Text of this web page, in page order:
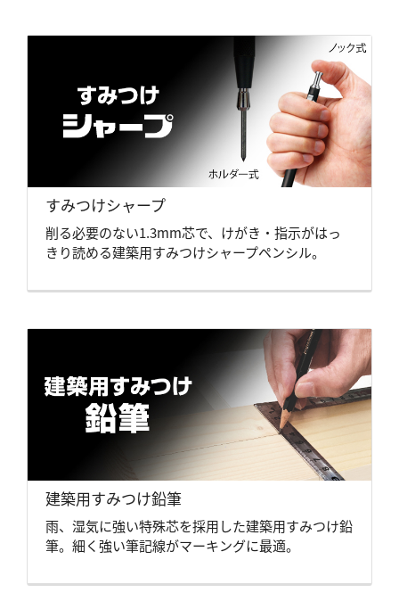
すみつけシャープ
削る必要のない1.3mm芯で、けがき・指示がはっ
きり読める建築用すみつけシャープペンシル。
建築用すみつけ鉛筆
雨、湿気に強い特殊芯を採用した建築用すみつけ鉛
筆。細く強い筆記線がマーキングに最適。